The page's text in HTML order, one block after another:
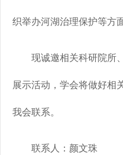
织举办河湖治理保护等方
现诚邀相关科研院所、
展示活动，学会将做好相
我会联系。
联系人：颜文珠